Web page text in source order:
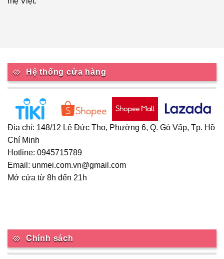
Hệ thống cửa hàng
Địa chỉ: 148/12 Lê Đức Thọ, Phường 6, Q. Gò Vấp, Tp. Hồ
Chí Minh
Hotline: 0945715789
Email: unmei.com.vn@gmail.com
Mở cửa từ 8h đến 21h
Chính sách